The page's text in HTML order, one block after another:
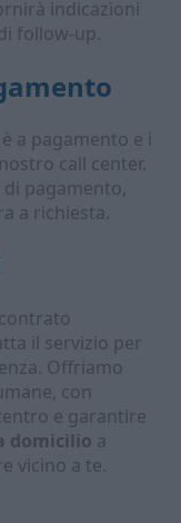
indicazioni
follow-up.
è a pagamento e i
call center.
pagamento,
a richiesta.
il servizio per
Offriamo
con
e garantire
domicilio a
vicino a te.